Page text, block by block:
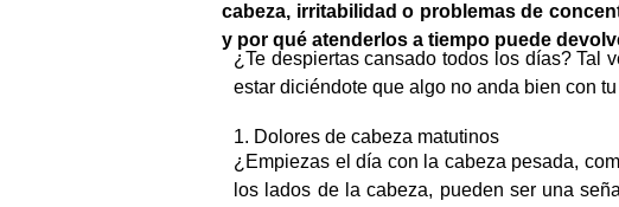
cabeza, irritabilidad o problemas de
y por qué atenderlos a tiempo puede
¿Te despiertas cansado todos los días? Tal
estar diciéndote que algo no anda bien con
1. Dolores de cabeza matutinos
¿Empiezas el día con la cabeza pesada,
los lados de la cabeza, pueden ser una